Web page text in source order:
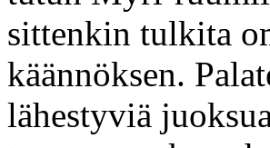
sittenkin tulkita
käännöksen.
lähestyviä